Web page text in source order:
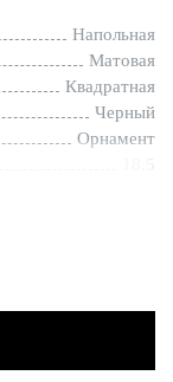
Напольная
Матовая
Квадратная
Черный
Орнамент